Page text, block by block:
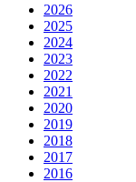
2026
2025
2024
2023
2022
2021
2020
2019
2018
2017
2016